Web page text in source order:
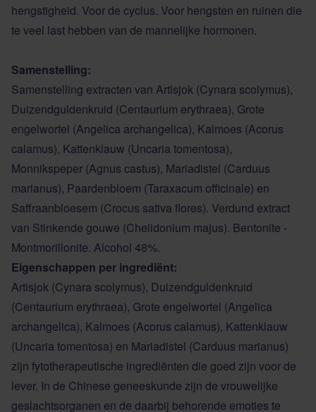
hengstigheid. Voor de cyclus. Voor hengsten en ruinen die
te veel last hebben van de mannelijke hormonen.
Samenstelling:
Samenstelling extracten van Artisjok (Cynara scolymus),
Duizendguldenkruid (Centaurium erythraea), Grote
engelwortel (Angelica archangelica), Kalmoes (Acorus
calamus), Kattenklauw (Uncaria tomentosa),
Monnikspeper (Agnus castus), Mariadistel (Carduus
marianus), Paardenbloem (Taraxacum officinale) en
Saffraanbloesem (Crocus sativa flores). Verdund extract
van Stinkende gouwe (Chelidonium majus). Bentonite -
Montmorillonite. Alcohol 48%.
Eigenschappen per ingrediënt:
Artisjok (Cynara scolymus), Duizendguldenkruid
(Centaurium erythraea), Grote engelwortel (Angelica
archangelica), Kalmoes (Acorus calamus), Kattenklauw
(Uncaria tomentosa) en Mariadistel (Carduus marianus)
zijn fytotherapeutische ingrediënten die goed zijn voor de
lever. In de Chinese geneeskunde zijn de vrouwelijke
geslachtsorganen en de daarbij behorende emoties te